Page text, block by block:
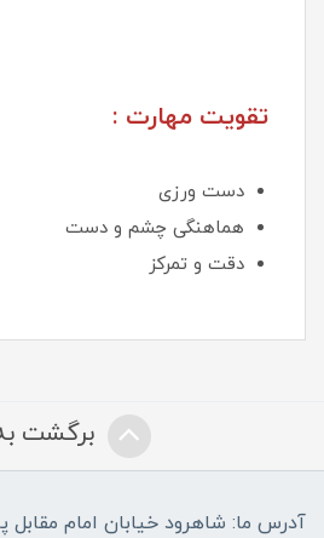
تقویت مهارت :
دست ورزی
هماهنگی چشم و دست
دقت و تمرکز
برگشت به
آدرس ما: شاهرود خیابان امام مقابل